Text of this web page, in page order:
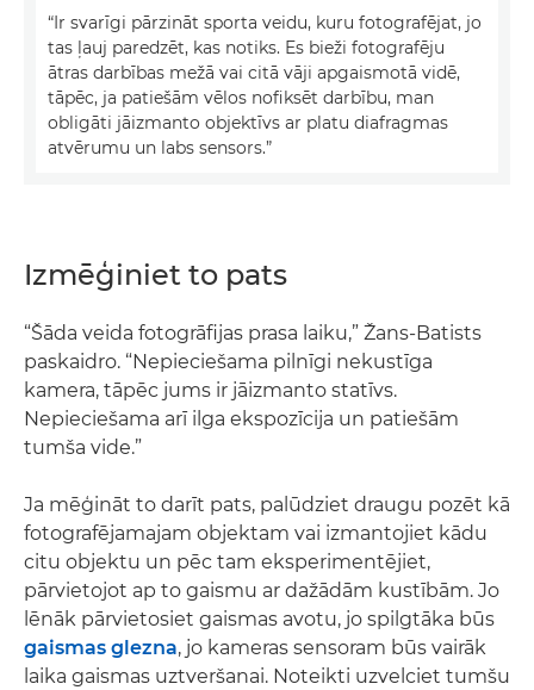
“Ir svarīgi pārzināt sporta veidu, kuru fotografējat, jo
tas ļauj paredzēt, kas notiks. Es bieži fotografēju
ātras darbības mežā vai citā vāji apgaismotā vidē,
tāpēc, ja patiešām vēlos nofiksēt darbību, man
obligāti jāizmanto objektīvs ar platu diafragmas
atvērumu un labs sensors.”
Izmēģiniet to pats
“Šāda veida fotogrāfijas prasa laiku,” Žans-Batists
paskaidro. “Nepieciešama pilnīgi nekustīga
kamera, tāpēc jums ir jāizmanto statīvs.
Nepieciešama arī ilga ekspozīcija un patiešām
tumša vide.”
Ja mēģināt to darīt pats, palūdziet draugu pozēt kā
fotografējamajam objektam vai izmantojiet kādu
citu objektu un pēc tam eksperimentējiet,
pārvietojot ap to gaismu ar dažādām kustībām. Jo
lēnāk pārvietosiet gaismas avotu, jo spilgtāka būs
gaismas glezna, jo kameras sensoram būs vairāk
laika gaismas uztveršanai. Noteikti uzvelciet tumšu